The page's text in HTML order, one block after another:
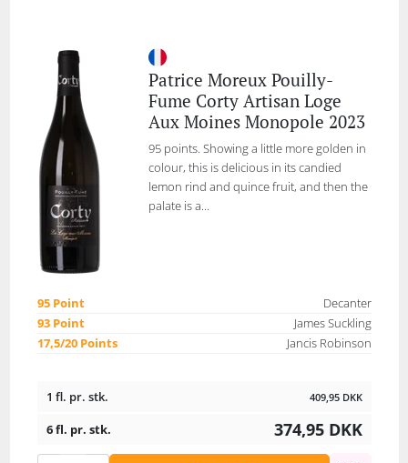
Patrice Moreux Pouilly-
Fume Corty Artisan Loge
Aux Moines Monopole 2023
95 points. Showing a little more golden in
colour, this is delicious in its candied
lemon rind and quince fruit, and then the
palate is a...
95 Point
Decanter
93 Point
James Suckling
17,5/20 Points
Jancis Robinson
1 fl. pr. stk. 409,95 DKK
6 fl. pr. stk. 374,95 DKK